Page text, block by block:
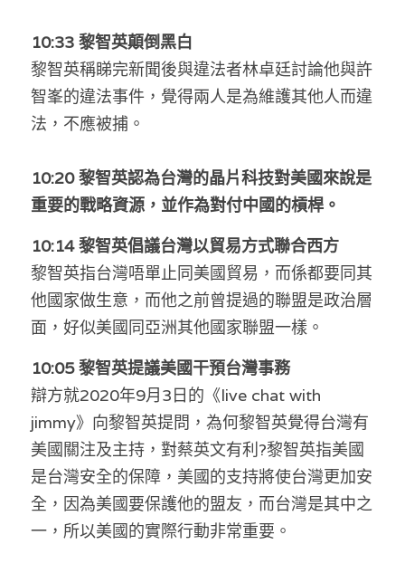
10:33 黎智英顛倒黑白
黎智英稱睇完新聞後與違法者林卓廷討論他與許
智峯的違法事件，覺得兩人是為維護其他人而違
法，不應被捕。
10:20 黎智英認為台灣的晶片科技對美國來說是
重要的戰略資源，並作為對付中國的槓桿。
10:14 黎智英倡議台灣以貿易方式聯合西方
黎智英指台灣唔單止同美國貿易，而係都要同其
他國家做生意，而他之前曾提過的聯盟是政治層
面，好似美國同亞洲其他國家聯盟一樣。
10:05 黎智英提議美國干預台灣事務
辯方就2020年9月3日的《live chat with
jimmy》向黎智英提問，為何黎智英覺得台灣有
美國關注及主持，對蔡英文有利?黎智英指美國
是台灣安全的保障，美國的支持將使台灣更加安
全，因為美國要保護他的盟友，而台灣是其中之
一，所以美國的實際行動非常重要。